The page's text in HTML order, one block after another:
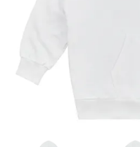
生活雑貨・菓子・ゲー
工藤大輝グッズ
岩岡徹グッズ